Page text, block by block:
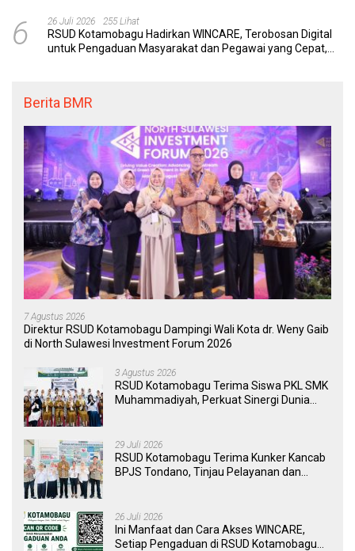
6 26 Juli 2026 255 Lihat
RSUD Kotamobagu Hadirkan WINCARE, Terobosan Digital
untuk Pengaduan Masyarakat dan Pegawai yang Cepat,
Berita BMR
7 Agustus 2026
Direktur RSUD Kotamobagu Dampingi Wali Kota dr. Weny Gaib
di North Sulawesi Investment Forum 2026
3 Agustus 2026
RSUD Kotamobagu Terima Siswa PKL SMK
Muhammadiyah, Perkuat Sinergi Dunia
29 Juli 2026
RSUD Kotamobagu Terima Kunker Kancab
BPJS Tondano, Tinjau Pelayanan dan
26 Juli 2026
Ini Manfaat dan Cara Akses WINCARE,
Setiap Pengaduan di RSUD Kotamobagu